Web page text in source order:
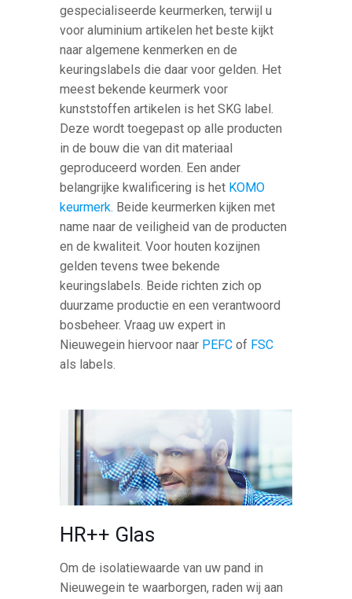
gespecialiseerde keurmerken, terwijl u
voor aluminium artikelen het beste kijkt
naar algemene kenmerken en de
keuringslabels die daar voor gelden. Het
meest bekende keurmerk voor
kunststoffen artikelen is het SKG label.
Deze wordt toegepast op alle producten
in de bouw die van dit materiaal
geproduceerd worden. Een ander
belangrijke kwalificering is het KOMO
keurmerk. Beide keurmerken kijken met
name naar de veiligheid van de producten
en de kwaliteit. Voor houten kozijnen
gelden tevens twee bekende
keuringslabels. Beide richten zich op
duurzame productie en een verantwoord
bosbeheer. Vraag uw expert in
Nieuwegein hiervoor naar PEFC of FSC
als labels.
HR++ Glas
Om de isolatiewaarde van uw pand in
Nieuwegein te waarborgen, raden wij aan